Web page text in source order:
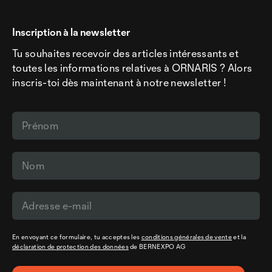
Inscription à la newsletter
Tu souhaites recevoir des articles intéressants et
toutes les informations relatives à ORNARIS ? Alors
inscris-toi dès maintenant à notre newsletter !
En envoyant ce formulaire, tu acceptes les conditions générales de venteet la
déclaration de protection des donnéesde BERNEXPO AG